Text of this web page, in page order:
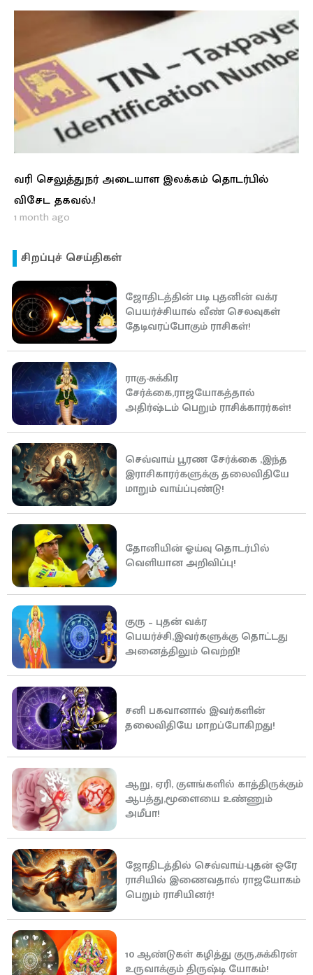
வரி செலுத்துநர் அடையாள இலக்கம் தொடர்பில்
விசேட தகவல்.!
1 month ago
சிறப்புச் செய்திகள்
ஜோதிடத்தின் படி புதனின் வக்ர
பெயர்ச்சியால் வீண் செலவுகள்
தேடிவரப்போகும் ராசிகள்!
ராகு-சுக்கிர
சேர்க்கை,ராஜயோகத்தால்
அதிர்ஷ்டம் பெறும் ராசிக்காரர்கள்!
செவ்வாய் பூரண சேர்க்கை ,இந்த
இராசிகாரர்களுக்கு தலைவிதியே
மாறும் வாய்ப்புண்டு!
தோனியின் ஓய்வு தொடர்பில்
வெளியான அறிவிப்பு!
குரு – புதன் வக்ர
பெயர்ச்சி,இவர்களுக்கு தொட்டது
அனைத்திலும் வெற்றி!
சனி பகவானால் இவர்களின்
தலைவிதியே மாறப்போகிறது!
ஆறு, ஏரி, குளங்களில் காத்திருக்கும்
ஆபத்து,மூளையை உண்ணும்
அமீபா!
ஜோதிடத்தில் செவ்வாய்-புதன் ஒரே
ராசியில் இணைவதால் ராஜயோகம்
பெறும் ராசியினர்!
10 ஆண்டுகள் கழித்து குரு,சுக்கிரன்
உருவாக்கும் திருஷ்டி யோகம்!